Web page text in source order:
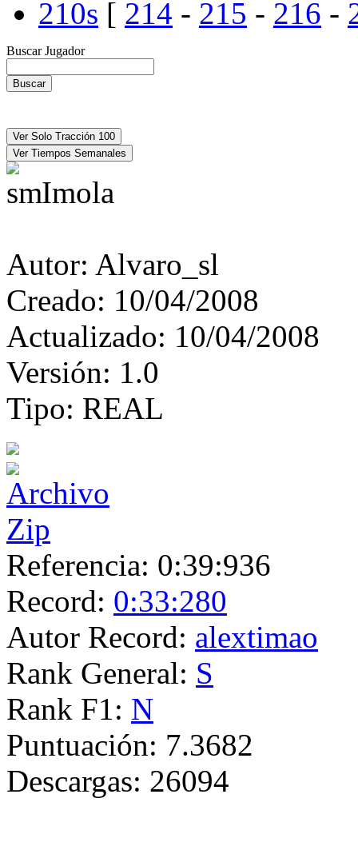
210s [ 214 - 215 - 216 -
Buscar Jugador
Imola
Autor: Alvaro_sl
Creado: 10/04/2008
Actualizado: 10/04/2008
Versión: 1.0
Tipo: REAL
Referencia: 0:39:936
Record: 0:33:280
Autor Record: alextimao
Rank General: S
Rank F1: N
Puntuación: 7.3682
Descargas: 26094